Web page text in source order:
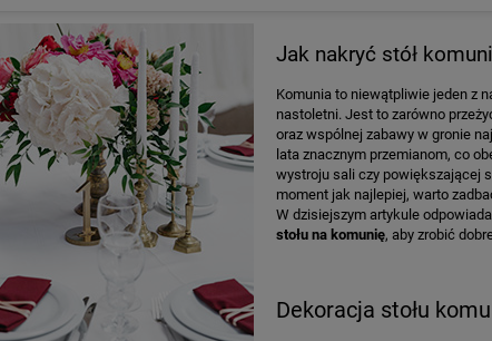
Jak nakryć stół
Komunia to niewątpliwie jeden z
nastoletni. Jest to zarówno
oraz wspólnej zabawy w gronie
lata znacznym przemianom, co
wystroju sali czy powiększającej
moment jak najlepiej, warto
W dzisiejszym artykule
stołu na komunię, aby zrobić
Dekoracja stołu